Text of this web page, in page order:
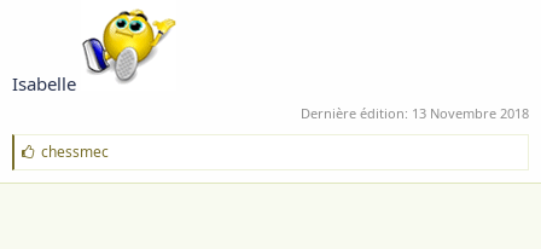
Isabelle
Dernière édition: 13 Novembre 2018
J
'
a
chessmec